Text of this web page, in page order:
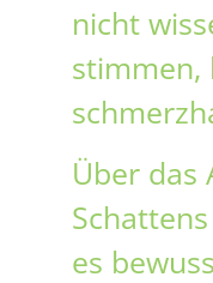
nicht
stimmen,
Über das
es